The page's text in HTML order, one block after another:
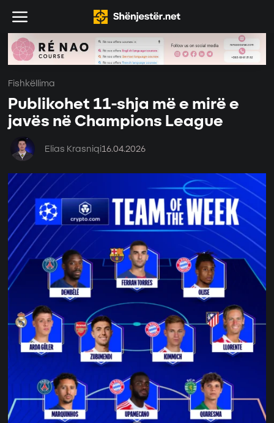
Fishkëllima
Publikohet 11-shja më e mirë e
javës në Champions League
Elias Krasniqi16.04.2026